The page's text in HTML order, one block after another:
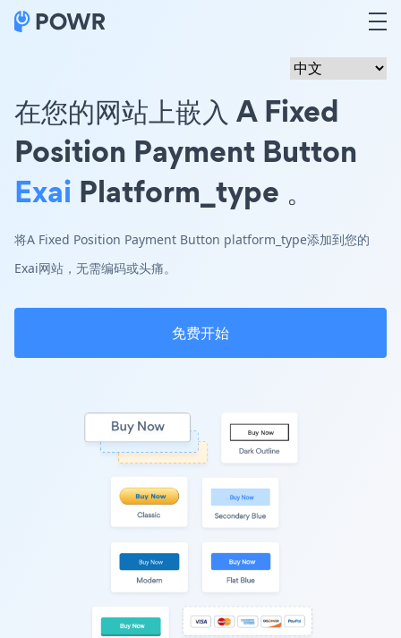
在您的网站上嵌入 A Fixed
Position Payment Button
Exai Platform_type 。
将A Fixed Position Payment Button platform_type添加到您的
Exai网站，无需编码或头痛。
免费开始